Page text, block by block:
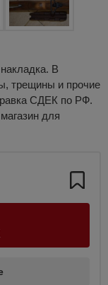
В
трещины и прочие
СДЕК по РФ.
для